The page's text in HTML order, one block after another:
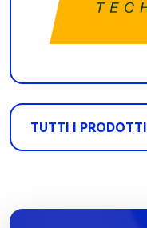
TUTTI I PRODOTTI